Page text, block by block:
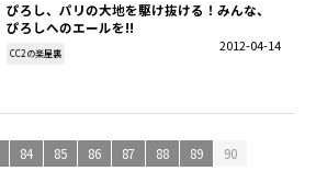
ぴろし、パリの大地を駆け抜ける！みんな、
ぴろしへのエールを!!
2012-04-14
CC2の楽屋裏
84 85 86 87 88 89 90